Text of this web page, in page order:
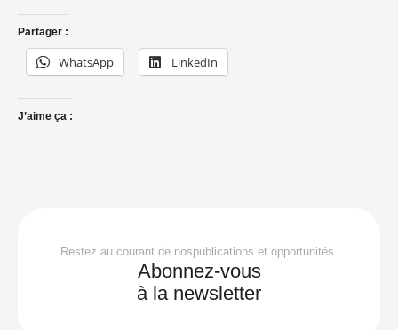
Partager :
WhatsApp LinkedIn
J’aime ça :
Restez au courant de nospublications et opportunités.
Abonnez-vous
à la newsletter